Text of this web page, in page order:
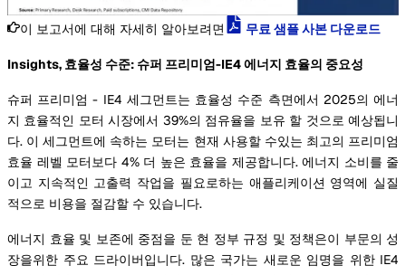
이 보고서에 대해 자세히 알아보려면 무료 샘플 사본 다운로드
Insights, 효율성 수준: 슈퍼 프리미엄-IE4 에너지 효율의 중요성
슈퍼 프리미엄 - IE4 세그먼트는 효율성 수준 측면에서 2025의 에너
지 효율적인 모터 시장에서 39%의 점유율을 보유 할 것으로 예상됩니
다. 이 세그먼트에 속하는 모터는 현재 사용할 수있는 최고의 프리미엄
효율 레벨 모터보다 4% 더 높은 효율을 제공합니다. 에너지 소비를 줄
이고 지속적인 고출력 작업을 필요로하는 애플리케이션 영역에 실질
적으로 비용을 절감할 수 있습니다.
에너지 효율 및 보존에 중점을 둔 현 정부 규정 및 정책은이 부문의 성
장을위한 주요 드라이버입니다. 많은 국가는 새로운 임명을 위한 IE4